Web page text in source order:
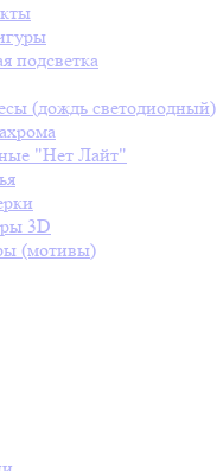
подсветка
(дождь светодиодный)
"Нет Лайт"
3D
(мотивы)